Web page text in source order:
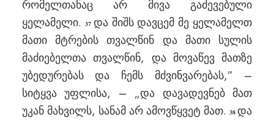
რომელთანაც არ მივა გაძევებული
ყელამელი. 37 და შიშს დავცემ მე ყელამელთ
მათი მტრების თვალწინ და მათი სულის
მაძიებელთა თვალწინ, და მოვაწევ მათზე
უბედურებას და ჩემს მძვინვარებას,” –
სიტყვა უფლისა, – „და დავადევნებ მათ
უკან მახვილს, სანამ არ ამოვწყვეტ მათ.38 და